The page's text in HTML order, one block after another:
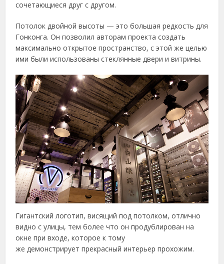
сочетающиеся друг с другом.
Потолок двойной высоты — это большая редкость для
Гонконга. Он позволил авторам проекта создать
максимально открытое пространство, с этой же целью
ими были использованы стеклянные двери и витрины.
Гигантский логотип, висящий под потолком, отлично
видно с улицы, тем более что он продублирован на
окне при входе, которое к тому
же демонстрирует прекрасный интерьер прохожим.